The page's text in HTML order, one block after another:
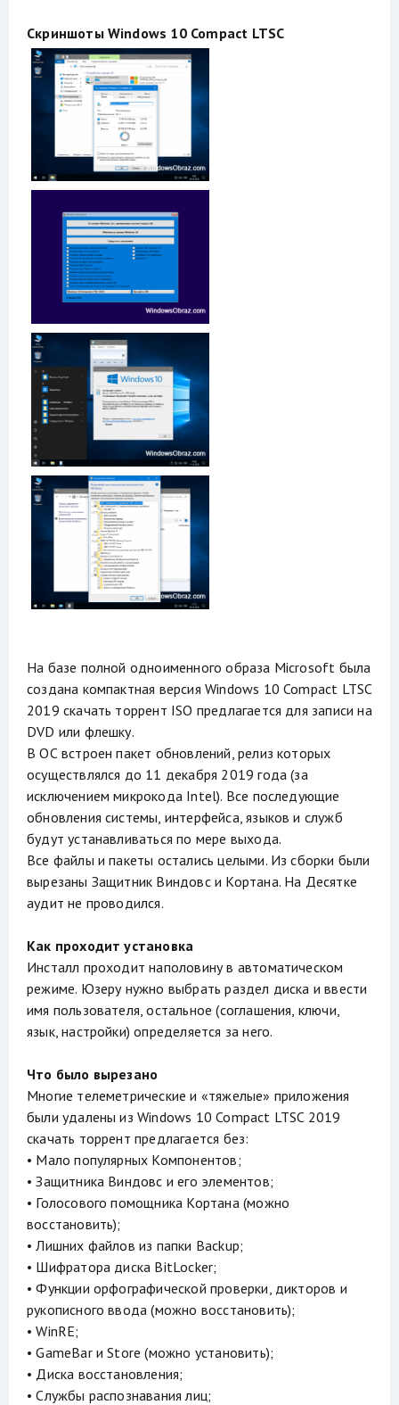
Скриншоты Windows 10 Compact LTSC
На базе полной одноименного образа Microsoft была
создана компактная версия Windows 10 Compact LTSC
2019 скачать торрент ISO предлагается для записи на
DVD или флешку.
В ОС встроен пакет обновлений, релиз которых
осуществлялся до 11 декабря 2019 года (за
исключением микрокода Intel). Все последующие
обновления системы, интерфейса, языков и служб
будут устанавливаться по мере выхода.
Все файлы и пакеты остались целыми. Из сборки были
вырезаны Защитник Виндовс и Кортана. На Десятке
аудит не проводился.
Как проходит установка
Инсталл проходит наполовину в автоматическом
режиме. Юзеру нужно выбрать раздел диска и ввести
имя пользователя, остальное (соглашения, ключи,
язык, настройки) определяется за него.
Что было вырезано
Многие телеметрические и «тяжелые» приложения
были удалены из Windows 10 Compact LTSC 2019
скачать торрент предлагается без:
• Мало популярных Компонентов;
• Защитника Виндовс и его элементов;
• Голосового помощника Кортана (можно
восстановить);
• Лишних файлов из папки Backup;
• Шифратора диска BitLocker;
• Функции орфографической проверки, дикторов и
рукописного ввода (можно восстановить);
• WinRE;
• GameBar и Store (можно установить);
• Диска восстановления;
• Службы распознавания лиц;